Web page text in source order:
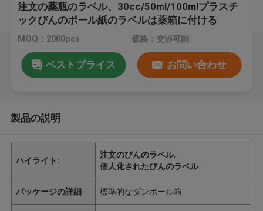
注文の薬瓶のラベル、30cc/50ml/100mlプラスチ
ックびんのボール紙のラベルは薬箱に付ける
MOQ：2000pcs 価格：交渉可能
ベストプライス お問い合わせ
製品の説明
ハイライト:
注文のびんのラベル,
個人化されたびんのラベル
パッケージの詳細 標準的なダンボール箱